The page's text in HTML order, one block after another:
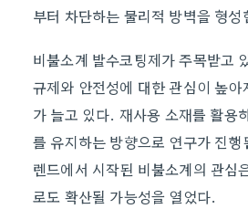
부터 차단하는 물리적 방벽을 형성
비불소계 발수코팅제가 주목받고
규제와 안전성에 대한 관심이 높
가 늘고 있다. 재사용 소재를 활용
를 유지하는 방향으로 연구가 진
렌드에서 시작된 비불소계의 관심
로도 확산될 가능성을 열었다.